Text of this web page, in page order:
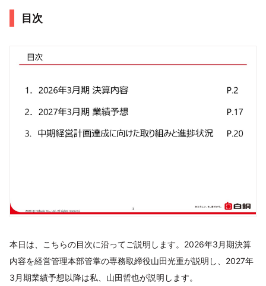
目次
本日は、こちらの目次に沿ってご説明します。2026年3月期決算
内容を経営管理本部管掌の専務取締役山田光重が説明し、2027年
3月期業績予想以降は私、山田哲也が説明します。